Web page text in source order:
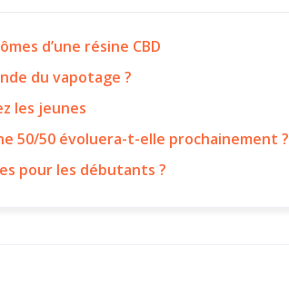
d’une résine CBD
du vapotage ?
les jeunes
50/50 évoluera-t-elle prochainement ?
pour les débutants ?